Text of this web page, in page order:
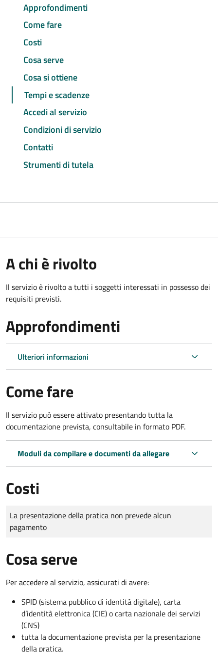
Approfondimenti
Come fare
Costi
Cosa serve
Cosa si ottiene
Tempi e scadenze
Accedi al servizio
Condizioni di servizio
Contatti
Strumenti di tutela
A chi è rivolto
Il servizio è rivolto a tutti i soggetti interessati in possesso dei
requisiti previsti.
Approfondimenti
Ulteriori informazioni
Come fare
Il servizio può essere attivato presentando tutta la
documentazione prevista, consultabile in formato PDF.
Moduli da compilare e documenti da allegare
Costi
Tipo di pagamento
Importo
La presentazione della pratica non prevede alcun
pagamento
Cosa serve
Per accedere al servizio, assicurati di avere:
SPID (sistema pubblico di identità digitale), carta
d’identità elettronica (CIE) o carta nazionale dei servizi
(CNS)
tutta la documentazione prevista per la presentazione
della pratica.